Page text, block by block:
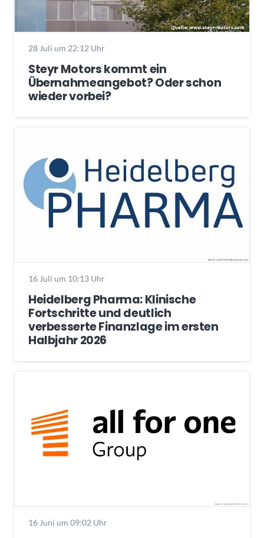
28 Juli um 22:12 Uhr
Steyr Motors kommt ein
Übernahmeangebot? Oder schon
wieder vorbei?
16 Juli um 10:13 Uhr
Heidelberg Pharma: Klinische
Fortschritte und deutlich
verbesserte Finanzlage im ersten
Halbjahr 2026
16 Juni um 09:02 Uhr